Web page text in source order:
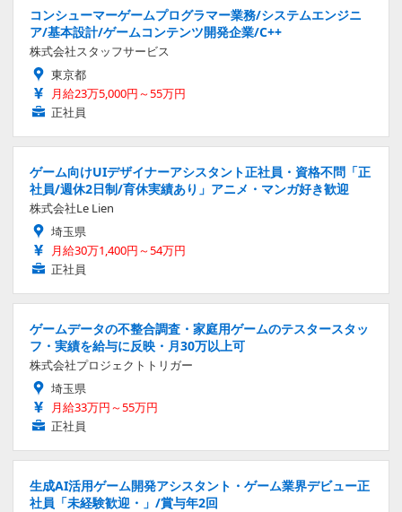
コンシューマーゲームプログラマー業務/システムエンジニ
ア/基本設計/ゲームコンテンツ開発企業/C++
株式会社スタッフサービス
東京都
月給23万5,000円～55万円
正社員
ゲーム向けUIデザイナーアシスタント正社員・資格不問「正
社員/週休2日制/育休実績あり」アニメ・マンガ好き歓迎
株式会社Le Lien
埼玉県
月給30万1,400円～54万円
正社員
ゲームデータの不整合調査・家庭用ゲームのテスタースタッ
フ・実績を給与に反映・月30万以上可
株式会社プロジェクトトリガー
埼玉県
月給33万円～55万円
正社員
生成AI活用ゲーム開発アシスタント・ゲーム業界デビュー正
社員「未経験歓迎・」/賞与年2回